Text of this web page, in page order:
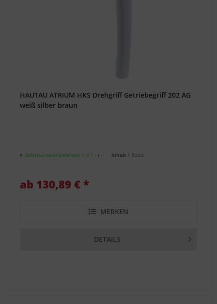
HAUTAU ATRIUM HKS Drehgriff Getriebegriff 202 AG
weiß silber braun
Sofortversand Lieferzeit 1-3 T- ℹ - Inhalt 1 Stück
ab 130,89 € *
MERKEN
DETAILS